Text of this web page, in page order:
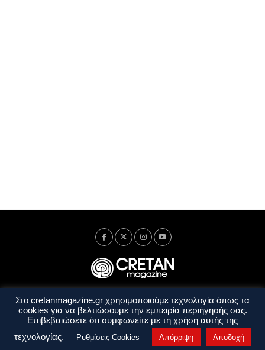
Ταυτότητα Πολιτική Απορρήτου
Όροι Χρήσης
Όροι και Προϋποθέσεις
Στο cretanmagazine.gr χρησιμοποιούμε τεχνολογία όπως τα
cookies για να βελτιώσουμε την εμπειρία περιήγησής σας.
Επιβεβαιώσετε ότι συμφωνείτε με τη χρήση αυτής της
τεχνολογίας.
Ρυθμίσεις Cookies Απόρριψη Αποδοχή